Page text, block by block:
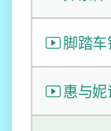
脚踏
惠与